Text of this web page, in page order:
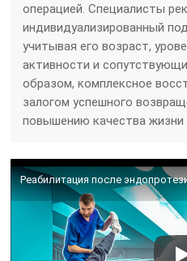
операцией. Специалисты
индивидуализированный
учитывая его возраст,
активности и
образом, комплексное
залогом успешного
повышению качества жизни